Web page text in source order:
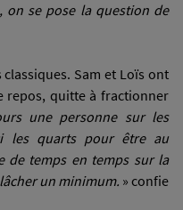
on se pose la question de
Sam et Loïs ont
repos, quitte à fractionner
une personne sur les
les quarts pour être au
de temps en temps sur la
un minimum. » confie